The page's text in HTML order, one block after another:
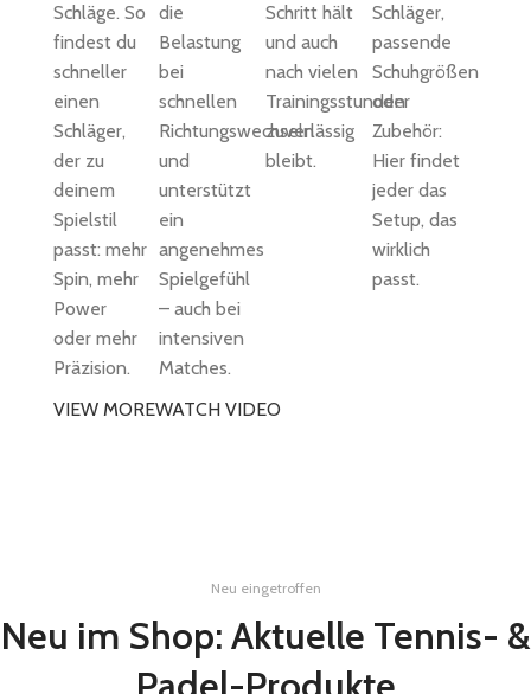
Schläge. So
findest du
schneller
einen
Schläger,
der zu
deinem
Spielstil
passt: mehr
Spin, mehr
Power
oder mehr
Präzision.
die
Belastung
bei
schnellen
Richtungswechseln
und
unterstützt
ein
angenehmes
Spielgefühl
– auch bei
intensiven
Matches.
Schritt hält
und auch
nach vielen
Trainingsstunden
zuverlässig
bleibt.
Schläger,
passende
Schuhgrößen
oder
Zubehör:
Hier findet
jeder das
Setup, das
wirklich
passt.
VIEW MOREWATCH VIDEO
Neu eingetroffen
Neu im Shop: Aktuelle Tennis- &